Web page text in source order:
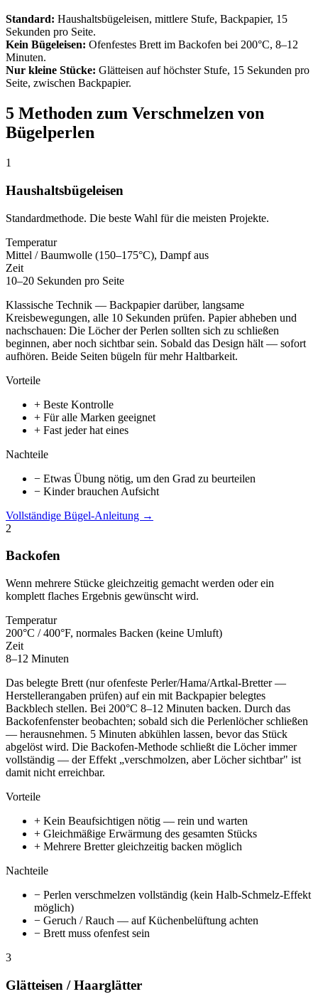
Standard: Haushaltsbügeleisen, mittlere Stufe, Backpapier, 15
Sekunden pro Seite.
Kein Bügeleisen: Ofenfestes Brett im Backofen bei 200°C, 8–12
Minuten.
Nur kleine Stücke: Glätteisen auf höchster Stufe, 15 Sekunden pro
Seite, zwischen Backpapier.
5 Methoden zum Verschmelzen von
Bügelperlen
1
Haushaltsbügeleisen
Standardmethode. Die beste Wahl für die meisten Projekte.
Temperatur
Mittel / Baumwolle (150–175°C), Dampf aus
Zeit
10–20 Sekunden pro Seite
Klassische Technik — Backpapier darüber, langsame
Kreisbewegungen, alle 10 Sekunden prüfen. Papier abheben und
nachschauen: Die Löcher der Perlen sollten sich zu schließen
beginnen, aber noch sichtbar sein. Sobald das Design hält — sofort
aufhören. Beide Seiten bügeln für mehr Haltbarkeit.
Vorteile
+ Beste Kontrolle
+ Für alle Marken geeignet
+ Fast jeder hat eines
Nachteile
− Etwas Übung nötig, um den Grad zu beurteilen
− Kinder brauchen Aufsicht
Vollständige Bügel-Anleitung →
2
Backofen
Wenn mehrere Stücke gleichzeitig gemacht werden oder ein
komplett flaches Ergebnis gewünscht wird.
Temperatur
200°C / 400°F, normales Backen (keine Umluft)
Zeit
8–12 Minuten
Das belegte Brett (nur ofenfeste Perler/Hama/Artkal-Bretter —
Herstellerangaben prüfen) auf ein mit Backpapier belegtes
Backblech stellen. Bei 200°C 8–12 Minuten backen. Durch das
Backofenfenster beobachten; sobald sich die Perlenlöcher schließen
— herausnehmen. 5 Minuten abkühlen lassen, bevor das Stück
abgelöst wird. Die Backofen-Methode schließt die Löcher immer
vollständig — der Effekt „verschmolzen, aber Löcher sichtbar" ist
damit nicht erreichbar.
Vorteile
+ Kein Beaufsichtigen nötig — rein und warten
+ Gleichmäßige Erwärmung des gesamten Stücks
+ Mehrere Bretter gleichzeitig backen möglich
Nachteile
− Perlen verschmelzen vollständig (kein Halb-Schmelz-Effekt
möglich)
− Geruch / Rauch — auf Küchenbelüftung achten
− Brett muss ofenfest sein
3
Glätteisen / Haarglätter